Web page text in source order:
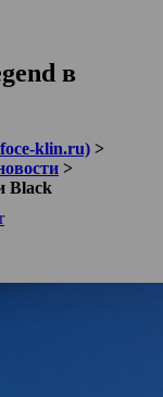
в
klin.ru) >
>
Black